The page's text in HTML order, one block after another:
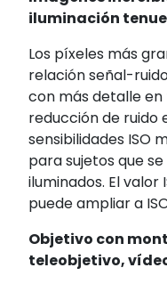
iluminación
Los píxeles más
relación señal-
con más detalle en
reducción de ruido
sensibilidades ISO
para sujetos que
iluminados. El valor
puede ampliar a
Objetivo con
teleobjetivo,